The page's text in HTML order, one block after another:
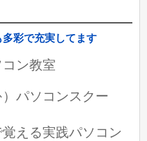
彩で充実してます
ン教室
パソコンスクー
える実践パソコン